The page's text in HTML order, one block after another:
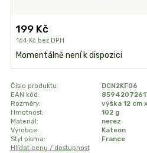
199 Kč
164 Kč bez DPH
Momentálně není k dispozici
Číslo produktu:
DCN2KF06
EAN kód:
Rozměry:
výška 12 cm
Hmotnost:
102 g
Materiál:
nerez
Výrobce:
Kateon
Styl písma:
France
Hlídat cenu / dostupnost